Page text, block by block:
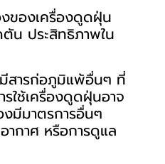
ของเครื่องดูดฝุ่น
น ประสิทธิภาพใน
สารก่อภูมิแพ้อื่นๆ ที่
ใช้เครื่องดูดฝุ่นอาจ
มีมาตรการอื่นๆ
ากาศ หรือการดูแล